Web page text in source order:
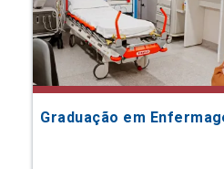
Graduação em